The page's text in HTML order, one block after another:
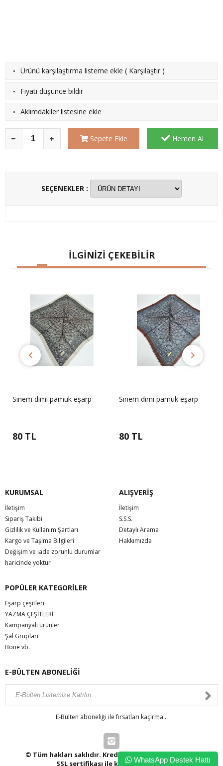
· Ürünü karşılaştırma listeme ekle ( Karşılaştır )
· Fiyatı düşünce bildir
· Aklımdakiler listesine ekle
Sepete Ekle Hemen Al
SEÇENEKLER :
İLGİNİZİ ÇEKEBİLİR
Sinem dimi pamuk eşarp
80 TL
Sinem dimi pamuk eşarp
80 TL
KURUMSAL
İletişim
Sipariş Takibi
Gizlilik ve Kullanım Şartları
Kargo ve Taşıma Bilgileri
Değişim ve iade zorunlu durumlar
haricinde yoktur
ALIŞVERİŞ
İletişim
S.S.S.
Detaylı Arama
Hakkımızda
POPÜLER KATEGORİLER
Eşarp çeşitleri
YAZMA ÇEŞİTLERİ
Kampanyalı ürünler
Şal Grupları
Bone vb.
E-BÜLTEN ABONELİĞİ
E-Bülten aboneliği ile fırsatları kaçırma...
© Tüm hakları saklıdır. Kredi kartı bilgileriniz 256bit
SSL sertifikası ile korunmaktadır.WhatsApp Destek Hattı